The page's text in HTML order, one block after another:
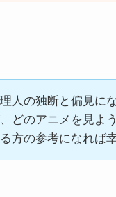
人の独断と偏見に
どのアニメを見よ
方の参考になれば